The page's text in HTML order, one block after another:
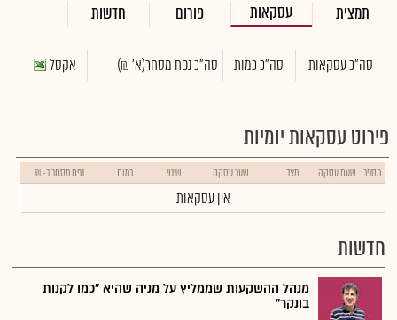
תמצית עסקאות פורום חדשות
סה"כ עסקאות סה"כ כמות סה"כ נפח מסחר(א' ₪) אקסל
פירוט עסקאות יומיות
מספר שעת עסקה מצב שער עסקה שינוי כמות נפח מסחר ב- ₪
אין עסקאות
חדשות
מנהל ההשקעות שממליץ על מניה שהיא "כמו לקנות
בונקר"